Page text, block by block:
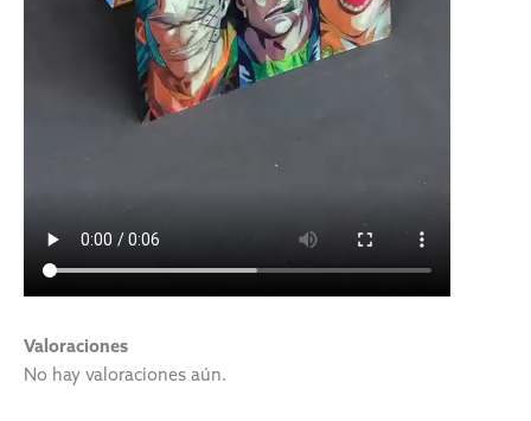
Valoraciones
No hay valoraciones aún.